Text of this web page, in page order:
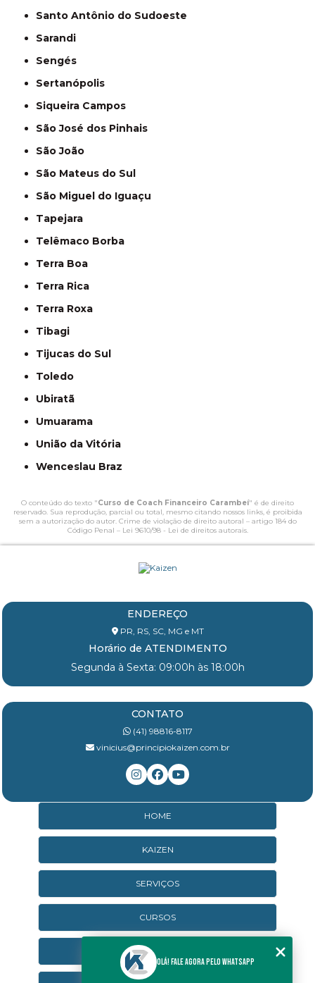
Santo Antônio do Sudoeste
Sarandi
Sengés
Sertanópolis
Siqueira Campos
São José dos Pinhais
São João
São Mateus do Sul
São Miguel do Iguaçu
Tapejara
Telêmaco Borba
Terra Boa
Terra Rica
Terra Roxa
Tibagi
Tijucas do Sul
Toledo
Ubiratã
Umuarama
União da Vitória
Wenceslau Braz
O conteúdo do texto "Curso de Coach Financeiro Carambeí" é de direito
reservado. Sua reprodução, parcial ou total, mesmo citando nossos links, é proibida
sem a autorização do autor. Crime de violação de direito autoral – artigo 184 do
Código Penal – Lei 9610/98 - Lei de direitos autorais.
ENDEREÇO
PR, RS, SC, MG e MT
Horário de ATENDIMENTO
Segunda à Sexta: 09:00h às 18:00h
CONTATO
(41) 98816-8117
vinicius@principiokaizen.com.br
HOME
KAIZEN
SERVIÇOS
CURSOS
CURSOS ONLINE
Olá! Fale agora pelo WhatsApp